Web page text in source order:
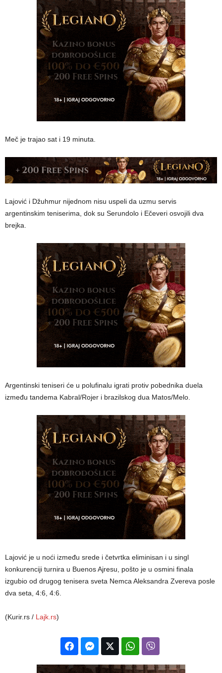
Meč je trajao sat i 19 minuta.
Lajović i Džuhmur nijednom nisu uspeli da uzmu servis
argentinskim teniserima, dok su Serundolo i Ečeveri osvojili dva
brejka.
Argentinski teniseri će u polufinalu igrati protiv pobednika duela
između tandema Kabral/Rojer i brazilskog dua Matos/Melo.
Lajović je u noći između srede i četvrtka eliminisan i u singl
konkurenciji turnira u Buenos Ajresu, pošto je u osmini finala
izgubio od drugog tenisera sveta Nemca Aleksandra Zvereva posle
dva seta, 4:6, 4:6.
(Kurir.rs / Lajk.rs)